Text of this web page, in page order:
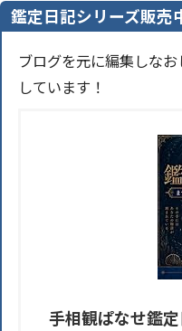
鑑定日記シリーズ販売
ブログを元に編集しな
しています！
手相観ぱなせ鑑